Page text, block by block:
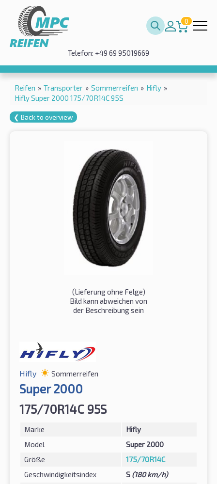
0
Telefon: +49 69 95019669
Reifen » Transporter » Sommerreifen » Hifly »
Hifly Super 2000 175/70R14C 95S
❮ Back to overview
(Lieferung ohne Felge)
Bild kann abweichen von
der Beschreibung sein
Hifly Sommerreifen
Super 2000
175/70R14C 95S
Marke
Hifly
Model
Super 2000
Größe
175/70R14C
Geschwindigkeitsindex
S (180 km/h)